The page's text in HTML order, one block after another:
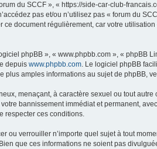
du SCCF », « https://side-car-club-
pas et/ou n’utilisez pas « forum du
document régulièrement, car votre
phpBB », « www.phpbb.com », « phpBB
depuis www.phpbb.com. Le logiciel phpBB
plus amples informations au sujet de phpBB,
menaçant, à caractère sexuel ou tout
bannissement immédiat et permanent,
respecter ces conditions.
ou verrouiller n’importe quel sujet à tout
que ces informations ne soient pas